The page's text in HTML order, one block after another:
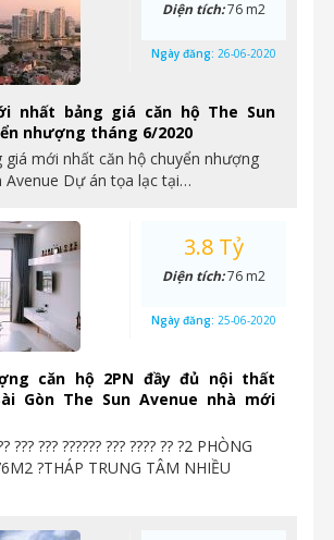
nhất bảng giá căn hộ The Sun
nhượng tháng 6/2020
giá mới nhất căn hộ chuyển nhượng
Avenue Dự án tọa lạc tại…
Diện tích:76 m2
Ngày đăng: 26-06-2020
căn hộ 2PN đầy đủ nội thất
Gòn The Sun Avenue nhà mới
??? ??? ?????? ??? ???? ?? ?2 PHÒNG
?THÁP TRUNG TÂM NHIỀU
3.8 Tỷ
Diện tích:76 m2
Ngày đăng: 25-06-2020